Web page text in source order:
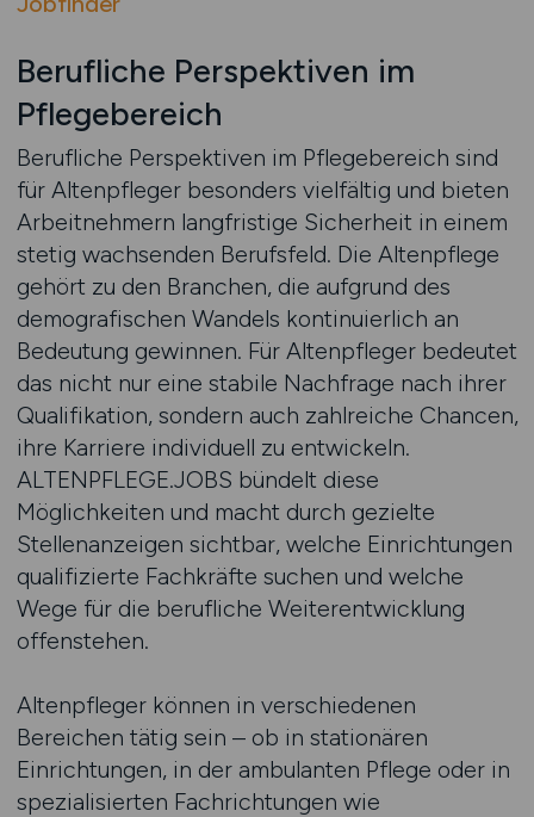
Berufliche Perspektiven im
Pflegebereich
Berufliche Perspektiven im Pflegebereich sind
für Altenpfleger besonders vielfältig und bieten
Arbeitnehmern langfristige Sicherheit in einem
stetig wachsenden Berufsfeld. Die Altenpflege
gehört zu den Branchen, die aufgrund des
demografischen Wandels kontinuierlich an
Bedeutung gewinnen. Für Altenpfleger bedeutet
das nicht nur eine stabile Nachfrage nach ihrer
Qualifikation, sondern auch zahlreiche Chancen,
ihre Karriere individuell zu entwickeln.
ALTENPFLEGE.JOBS bündelt diese
Möglichkeiten und macht durch gezielte
Stellenanzeigen sichtbar, welche Einrichtungen
qualifizierte Fachkräfte suchen und welche
Wege für die berufliche Weiterentwicklung
offenstehen.
Altenpfleger können in verschiedenen
Bereichen tätig sein – ob in stationären
Einrichtungen, in der ambulanten Pflege oder in
spezialisierten Fachrichtungen wie